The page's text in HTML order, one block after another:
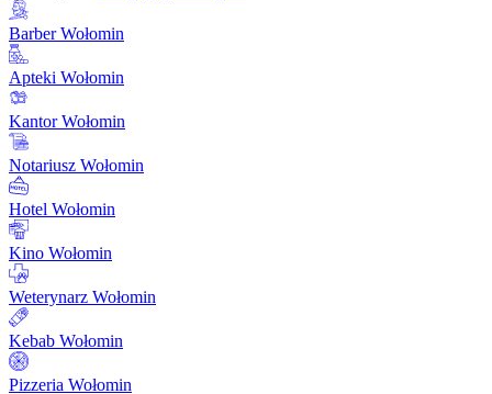
Barber Wołomin
Apteki Wołomin
Kantor Wołomin
Notariusz Wołomin
Hotel Wołomin
Kino Wołomin
Weterynarz Wołomin
Kebab Wołomin
Pizzeria Wołomin